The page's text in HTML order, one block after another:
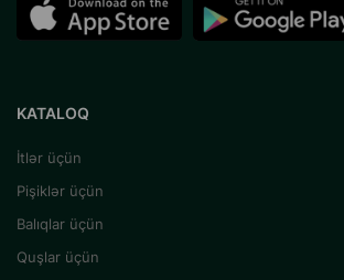
KATALOQ
İtlər üçün
Pişiklər üçün
Balıqlar üçün
Quşlar üçün